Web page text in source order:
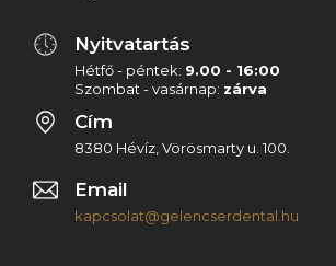
Nyitvatartás
Hétfő - péntek: 9.00 - 16:00
Szombat - vasárnap: zárva
Cím
8380 Hévíz, Vörösmarty u. 100.
Email
kapcsolat@gelencserdental.hu